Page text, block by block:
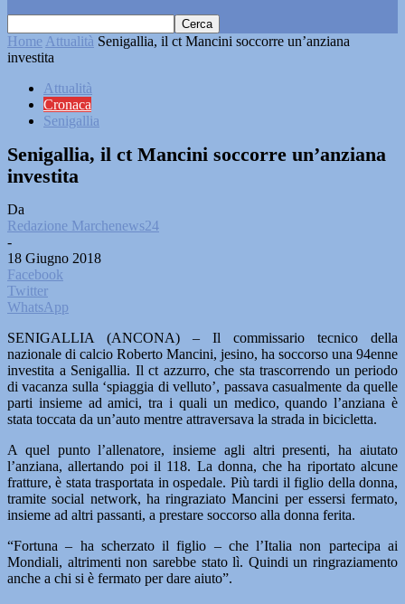
Home Attualità Senigallia, il ct Mancini soccorre un’anziana
investita
Attualità
Cronaca
Senigallia
Senigallia, il ct Mancini soccorre un’anziana
investita
Da
Redazione Marchenews24
-
18 Giugno 2018
Facebook
Twitter
WhatsApp
SENIGALLIA (ANCONA) – Il commissario tecnico della
nazionale di calcio Roberto Mancini, jesino, ha soccorso una 94enne
investita a Senigallia. Il ct azzurro, che sta trascorrendo un periodo
di vacanza sulla ‘spiaggia di velluto’, passava casualmente da quelle
parti insieme ad amici, tra i quali un medico, quando l’anziana è
stata toccata da un’auto mentre attraversava la strada in bicicletta.
A quel punto l’allenatore, insieme agli altri presenti, ha aiutato
l’anziana, allertando poi il 118. La donna, che ha riportato alcune
fratture, è stata trasportata in ospedale. Più tardi il figlio della donna,
tramite social network, ha ringraziato Mancini per essersi fermato,
insieme ad altri passanti, a prestare soccorso alla donna ferita.
“Fortuna – ha scherzato il figlio – che l’Italia non partecipa ai
Mondiali, altrimenti non sarebbe stato lì. Quindi un ringraziamento
anche a chi si è fermato per dare aiuto”.